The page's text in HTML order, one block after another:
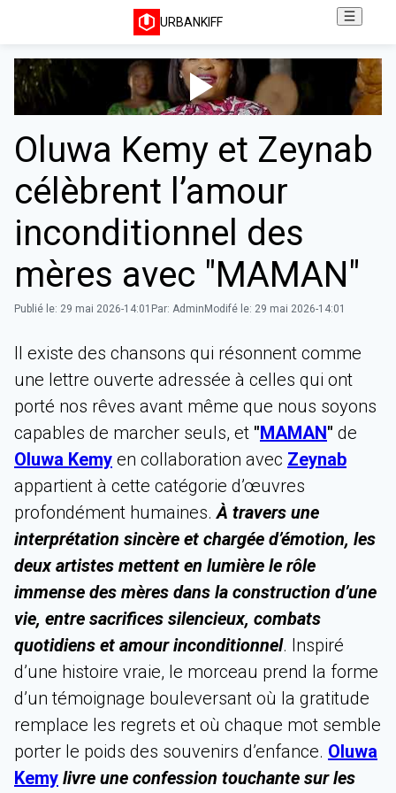
URBANKIFF
Oluwa Kemy et Zeynab
célèbrent l’amour
inconditionnel des
mères avec "MAMAN"
Publié le: 29 mai 2026-14:01 Par: Admin Modifé le: 29 mai 2026-14:01
‎Il existe des chansons qui résonnent comme
une lettre ouverte adressée à celles qui ont
porté nos rêves avant même que nous soyons
capables de marcher seuls, et "MAMAN" de
Oluwa Kemy en collaboration avec Zeynab
appartient à cette catégorie d’œuvres
profondément humaines.À travers une
interprétation sincère et chargée d’émotion, les
deux artistes mettent en lumière le rôle
immense des mères dans la construction d’une
vie, entre sacrifices silencieux, combats
quotidiens et amour inconditionnel. Inspiré
d’une histoire vraie, le morceau prend la forme
d’un témoignage bouleversant où la gratitude
remplace les regrets et où chaque mot semble
porter le poids des souvenirs d’enfance. Oluwa
Kemy livre une confession touchante sur les